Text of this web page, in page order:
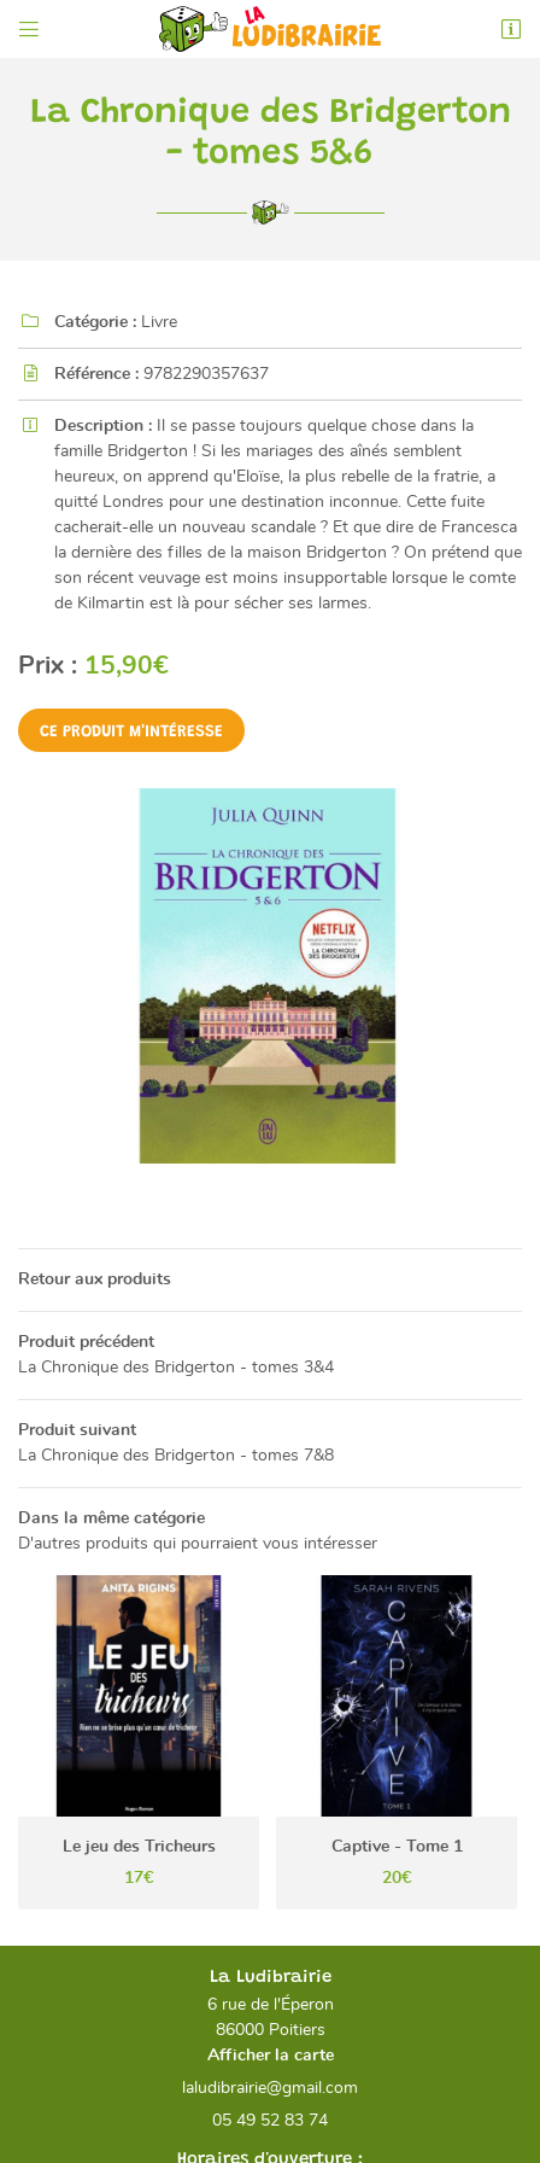

ACTUALITÉS
CONTACT

Rejoignez-
05 49 52 83 74
 Adresse email de réception
l'adresse email indiqué ci-dessus. Vous pouvez vous désinscrire à tout moment en
utilisant le formulaire de désinscription.
INSCRIPTION
La Chronique des Bridgerton
- tomes 5&6
 Catégorie : Livre
 Référence : 9782290357637
 Description : Il se passe toujours quelque chose dans la
famille Bridgerton ! Si les mariages des aînés semblent
heureux, on apprend qu'Eloïse, la plus rebelle de la fratrie, a
quitté Londres pour une destination inconnue. Cette fuite
cacherait-elle un nouveau scandale ? Et que dire de Francesca
la dernière des filles de la maison Bridgerton ? On prétend que
son récent veuvage est moins insupportable lorsque le comte
de Kilmartin est là pour sécher ses larmes.
Prix : 15,90€
CE PRODUIT M'INTÉRESSE
Retour aux produits
Produit précédent
La Chronique des Bridgerton - tomes 3&4
Produit suivant
La Chronique des Bridgerton - tomes 7&8
Dans la même catégorie
D'autres produits qui pourraient vous intéresser
Le jeu des Tricheurs
17€
Captive - Tome 1
20€
La Ludibrairie
6 rue de l'Éperon
86000 Poitiers
Afficher la carte
05 49 52 83 74